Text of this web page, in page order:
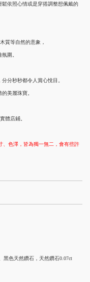
依照心情或是穿搭調整想佩戴的
質等自然的意象，
圍。
分秒秒都令人賞心悅目。
美麗珠寶。
體店鋪。
、色澤，皆為獨一無二，會有些許
黑色天然鑽石，天然鑽石0.07ct